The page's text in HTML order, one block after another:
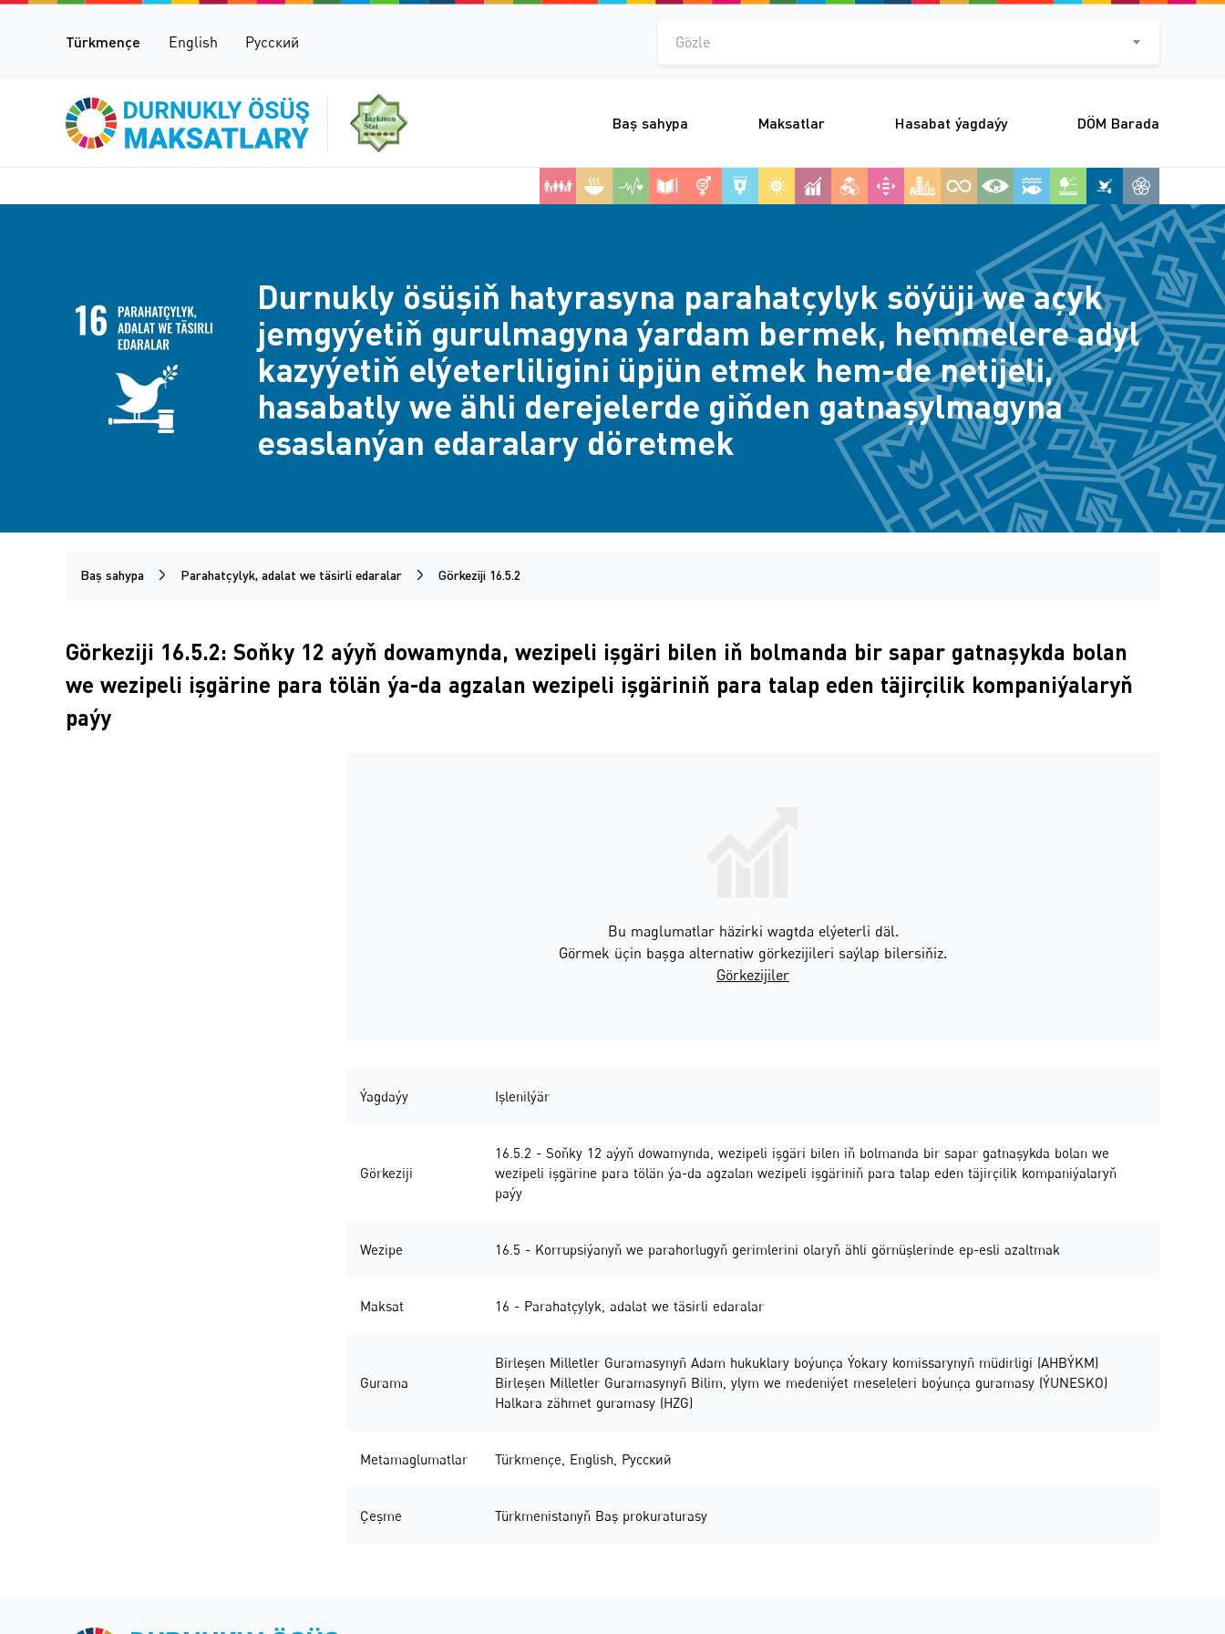
Türkmençe English Русский Gözle
Baş sahypa Maksatlar Hasabat ýagdaýy DÖM Barada
Durnukly ösüşiň hatyrasyna parahatçylyk söýüji we açyk
jemgyýetiň gurulmagyna ýardam bermek, hemmelere adyl
kazyýetiň elýeterliligini üpjün etmek hem-de netijeli,
hasabatly we ähli derejelerde giňden gatnaşylmagyna
esaslanýan edaralary döretmek
Baş sahypa Parahatçylyk, adalat we täsirli edaralar Görkeziji 16.5.2
Görkeziji 16.5.2: Soňky 12 aýyň dowamynda, wezipeli işgäri bilen iň bolmanda bir sapar gatnaşykda bolan
we wezipeli işgärine para tölän ýa-da agzalan wezipeli işgäriniň para talap eden täjirçilik kompaniýalaryň
paýy
Bu maglumatlar häzirki wagtda elýeterli däl.
Görmek üçin başga alternatiw görkezijileri saýlap bilersiňiz.
Görkezijiler
Ýagdaýy Işlenilýär
Görkeziji
16.5.2 - Soňky 12 aýyň dowamynda, wezipeli işgäri bilen iň bolmanda bir sapar gatnaşykda bolan we
wezipeli işgärine para tölän ýa-da agzalan wezipeli işgäriniň para talap eden täjirçilik kompaniýalaryň
paýy
Wezipe 16.5 - Korrupsiýanyň we parahorlugyň gerimlerini olaryň ähli görnüşlerinde ep-esli azaltmak
Maksat 16 - Parahatçylyk, adalat we täsirli edaralar
Gurama
Birleşen Milletler Guramasynyñ Adam hukuklary boýunça Ýokary komissarynyñ müdirligi (AHBÝKM)
Birleşen Milletler Guramasynyñ Bilim, ylym we medeniýet meseleleri boýunça guramasy (ÝUNESKO)
Halkara zähmet guramasy (HZG)
Metamaglumatlar Türkmençe English Русский
Çeşme Türkmenistanyň Baş prokuraturasy